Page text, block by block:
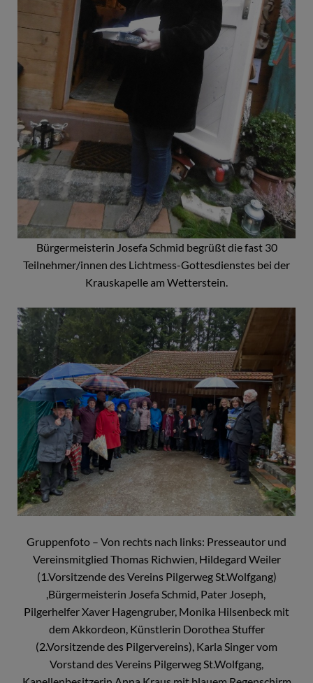
Bürgermeisterin Josefa Schmid begrüßt die fast 30
Teilnehmer/innen des Lichtmess-Gottesdienstes bei der
Krauskapelle am Wetterstein.
Gruppenfoto – Von rechts nach links: Presseautor und
Vereinsmitglied Thomas Richwien, Hildegard Weiler
(1.Vorsitzende des Vereins Pilgerweg St.Wolfgang)
,Bürgermeisterin Josefa Schmid, Pater Joseph,
Pilgerhelfer Xaver Hagengruber, Monika Hilsenbeck mit
dem Akkordeon, Künstlerin Dorothea Stuffer
(2.Vorsitzende des Pilgervereins), Karla Singer vom
Vorstand des Vereins Pilgerweg St.Wolfgang,